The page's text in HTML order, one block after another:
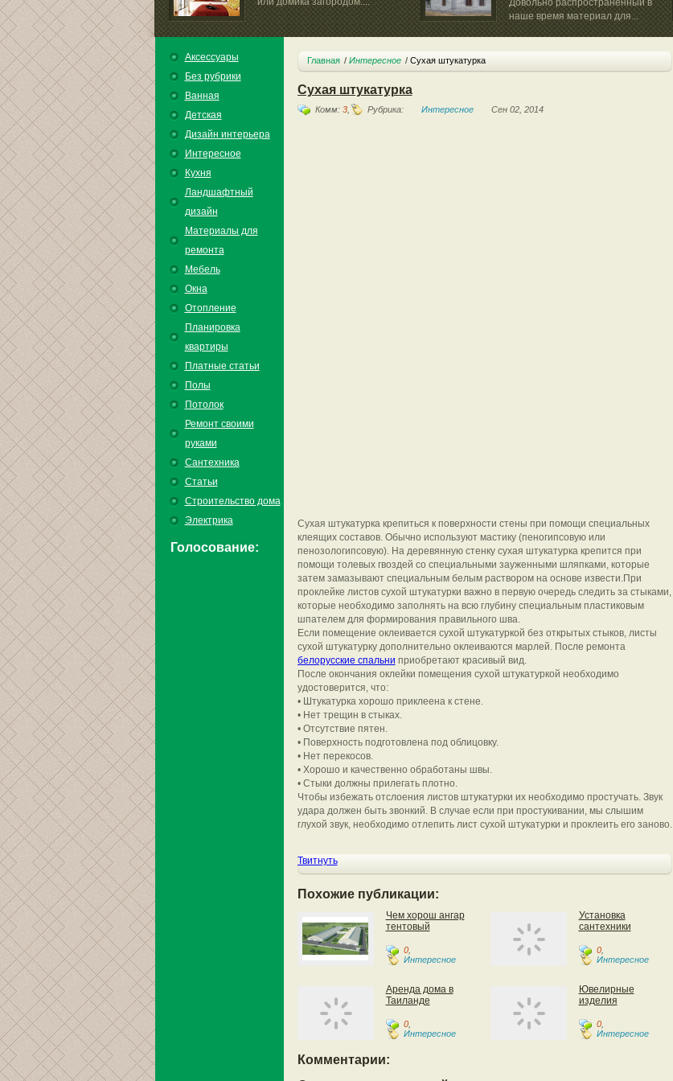
Довольно распространённый в
наше время материал для...
Аксессуары
Без рубрики
Ванная
Детская
Дизайн интерьера
Интересное
Кухня
Ландшафтный
дизайн
Материалы для
ремонта
Мебель
Окна
Отопление
Планировка
квартиры
Платные статьи
Полы
Потолок
Ремонт своими
руками
Сантехника
Статьи
Строительство дома
Электрика
Голосование:
Главная Интересное Сухая штукатурка
Сухая штукатурка
Комм: 3, Рубрика: Интересное Сен 02, 2014
Сухая штукатурка крепиться к поверхности стены при помощи специальных
клеящих составов. Обычно используют мастику (пеногипсовую или
пенозологипсовую). На деревянную стенку сухая штукатурка крепится при
помощи толевых гвоздей со специальными зауженными шляпками, которые
затем замазывают специальным белым раствором на основе извести.При
проклейке листов сухой штукатурки важно в первую очередь следить за стыками,
которые необходимо заполнять на всю глубину специальным пластиковым
шпателем для формирования правильного шва.
Если помещение оклеивается сухой штукатуркой без открытых стыков, листы
сухой штукатурку дополнительно оклеиваются марлей. После ремонта
белорусские спальни приобретают красивый вид.
После окончания оклейки помещения сухой штукатуркой необходимо
удостоверится, что:
• Штукатурка хорошо приклеена к стене.
• Нет трещин в стыках.
• Отсутствие пятен.
• Поверхность подготовлена под облицовку.
• Нет перекосов.
• Хорошо и качественно обработаны швы.
• Стыки должны прилегать плотно.
Чтобы избежать отслоения листов штукатурки их необходимо простучать. Звук
удара должен быть звонкий. В случае если при простукивании, мы слышим
глухой звук, необходимо отлепить лист сухой штукатурки и проклеить его заново.
Твитнуть
Похожие публикации:
Чем хорош ангар
тентовый
0,
Интересное
Установка
сантехники
0,
Интересное
Аренда дома в
Таиланде
0,
Интересное
Ювелирные
изделия
0,
Интересное
Комментарии: